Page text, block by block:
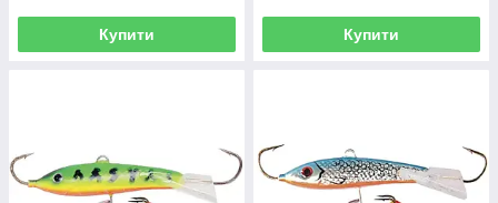
Купити Купити